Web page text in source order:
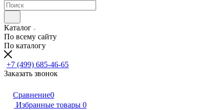
Каталог
По всему сайту
По каталогу
+7 (499) 685-46-65
Заказать звонок
Сравнение0
Избранные товары 0